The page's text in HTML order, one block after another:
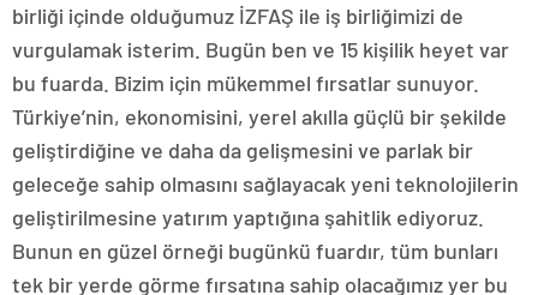
birliği içinde olduğumuz İZFAŞ ile iş birliğimizi de
vurgulamak isterim. Bugün ben ve 15 kişilik heyet var
bu fuarda. Bizim için mükemmel fırsatlar sunuyor.
Türkiye’nin, ekonomisini, yerel akılla güçlü bir şekilde
geliştirdiğine ve daha da gelişmesini ve parlak bir
geleceğe sahip olmasını sağlayacak yeni teknolojilerin
geliştirilmesine yatırım yaptığına şahitlik ediyoruz.
Bunun en güzel örneği bugünkü fuardır, tüm bunları
tek bir yerde görme fırsatına sahip olacağımız yer bu